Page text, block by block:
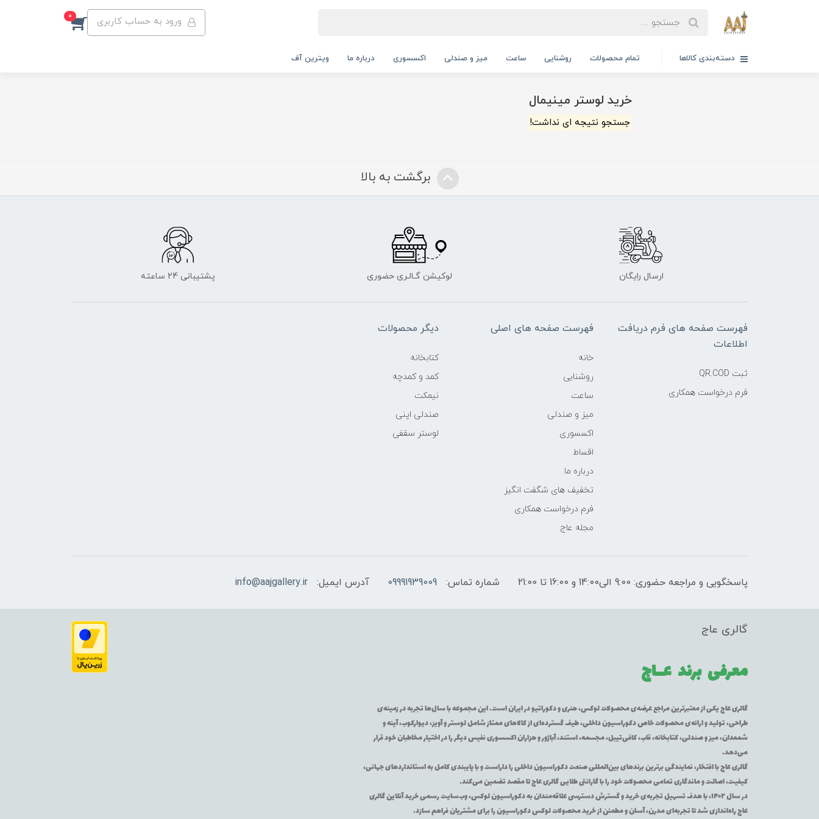
ورود به حساب کاربری 0
دسته‌بندی کالاها تمام محصولات روشنایی ساعت میز و صندلی اکسسوری درباره ما ویترین آف
خرید لوستر مینیمال
جستجو نتیجه ای نداشت!
برگشت به بالا
ارسال رایگان لوکیشن گـالـری حضوری پشتیبانی 24 ساعته
فهرست صفحه های فرم دریافت
اطلاعات
ثبت QR.COD
فرم درخواست همکاری
فهرست صفحه های اصلی
خانه
روشنایی
ساعت
میز و صندلی
اکسسوری
اقساط
درباره ما
تخفیف های شگفت انگیز
فرم درخواست همکاری
مجله عاج
دیگر محصولات
کتابخانه
کمد و کمدچه
نیمکت
صندلی اپنی
لوستر سقفی
پاسخگویی و مراجعه حضوری: 9:00 الی14:00 و 16:00 تا 21:00 شماره تماس: 09991939009 آدرس ایمیل: info@aajgallery.ir
گالری عاج
معرفی برند عــاج
گالری عاج یکی از معتبرترین مراجع عرضه‌ی محصولات لوکس، هنری و دکوراتیو در ایران است. این مجموعه با سال‌ها تجربه در زمینه‌ی
طراحی، تولید و ارائه‌ی محصولات خاص دکوراسیون داخلی، طیف گسترده‌ای از کالاهای ممتاز شامل لوستر و آویز، دیوارکوب، آینه و
شمعدان، میز و صندلی، کتابخانه، قاب، کافی‌تیبل، مجسمه، استند، آباژور و هزاران اکسسوری نفیس دیگر را در اختیار مخاطبان خود قرار
می‌دهد.
گالری عاج با افتخار، نمایندگی برترین برندهای بین‌المللی صنعت دکوراسیون داخلی را داراست و با پایبندی کامل به استانداردهای جهانی،
کیفیت، اصالت و ماندگاری تمامی محصولات خود را با گارانتی طلایی گالری عاج تا مقصد تضمین می‌کند.
در سال ۱۴۰۲، با هدف تسهیل تجربه‌ی خرید و گسترش دسترسی علاقه‌مندان به دکوراسیون لوکس، وب‌سایت رسمی خرید آنلاین گالری
عاج راه‌اندازی شد تا تجربه‌ای مدرن، آسان و مطمئن از خرید محصولات لوکس دکوراسیون را برای مشتریان فراهم سازد.